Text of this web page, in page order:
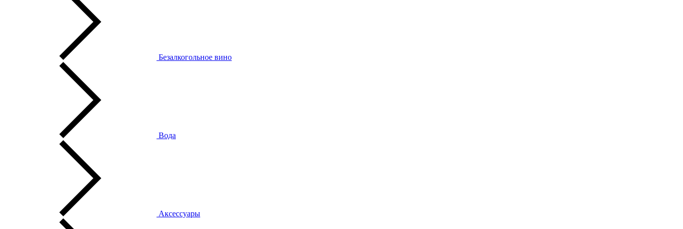
Безалкогольное вино
Вода
Аксессуары